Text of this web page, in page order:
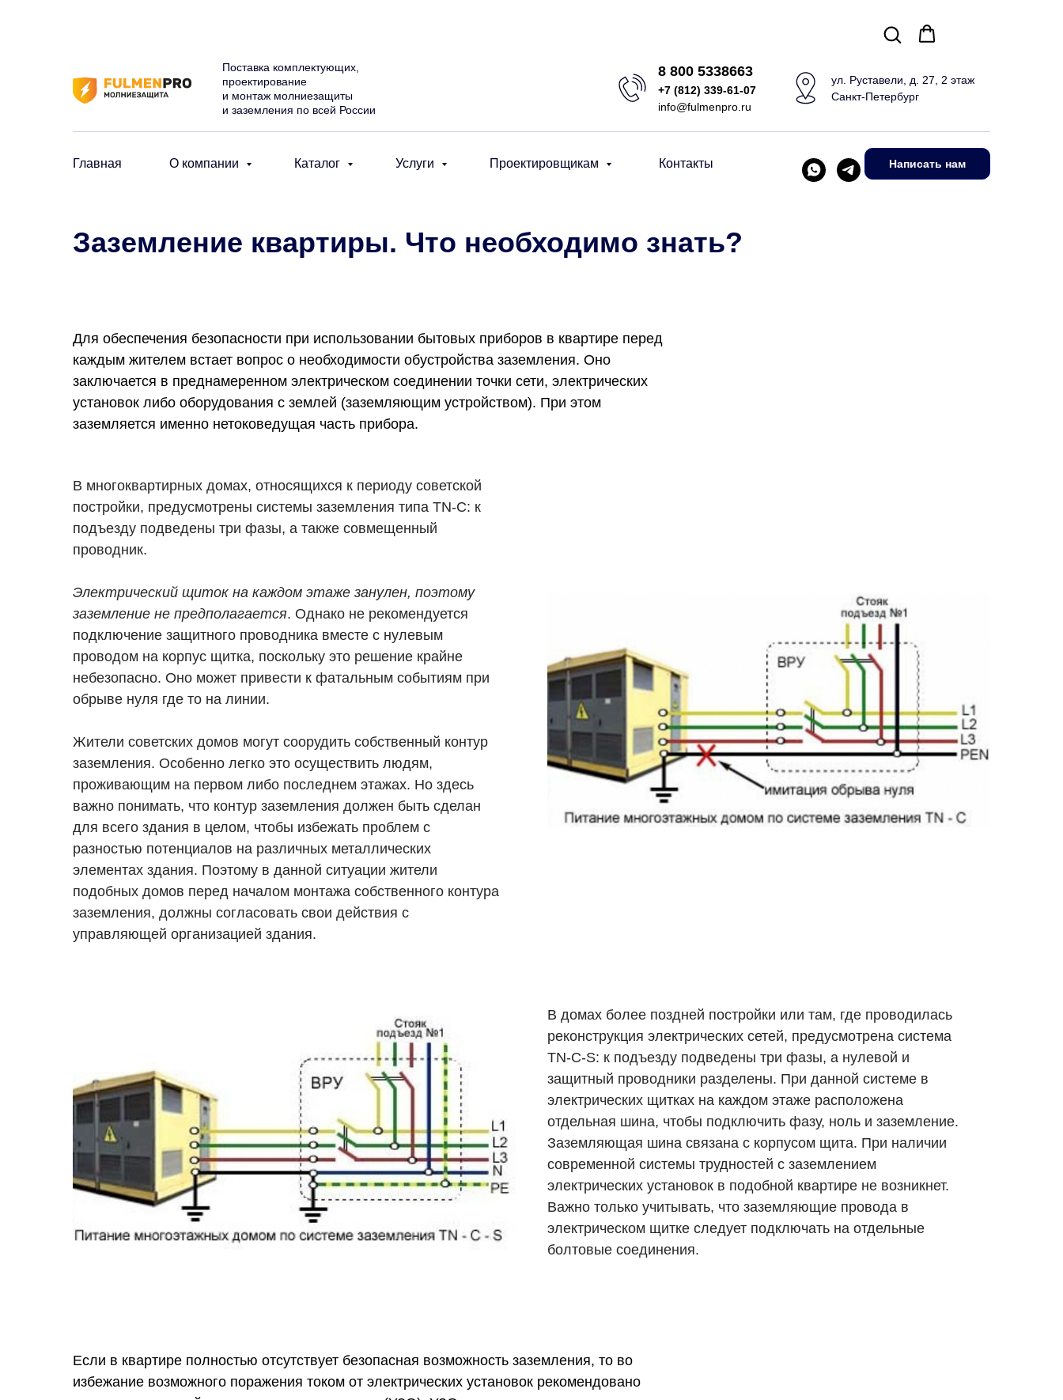
Поставка комплектующих,
проектирование
и монтаж молниезащиты
и заземления по всей России
8 800 5338663
+7 (812) 339-61-07
info@fulmenpro.ru
ул. Руставели, д. 27, 2 этаж
Санкт-Петербург
Главная О компании Каталог Услуги Проектировщикам Контакты Написать нам
Заземление квартиры. Что необходимо знать?
Для обеспечения безопасности при использовании бытовых приборов в квартире перед
каждым жителем встает вопрос о необходимости обустройства заземления. Оно
заключается в преднамеренном электрическом соединении точки сети, электрических
установок либо оборудования с землей (заземляющим устройством). При этом
заземляется именно нетоковедущая часть прибора.
В многоквартирных домах, относящихся к периоду советской
постройки, предусмотрены системы заземления типа TN-C: к
подъезду подведены три фазы, а также совмещенный
проводник.
Электрический щиток на каждом этаже занулен, поэтому
заземление не предполагается. Однако не рекомендуется
подключение защитного проводника вместе с нулевым
проводом на корпус щитка, поскольку это решение крайне
небезопасно. Оно может привести к фатальным событиям при
обрыве нуля где то на линии.
Жители советских домов могут соорудить собственный контур
заземления. Особенно легко это осуществить людям,
проживающим на первом либо последнем этажах. Но здесь
важно понимать, что контур заземления должен быть сделан
для всего здания в целом, чтобы избежать проблем с
разностью потенциалов на различных металлических
элементах здания. Поэтому в данной ситуации жители
подобных домов перед началом монтажа собственного контура
заземления, должны согласовать свои действия с
управляющей организацией здания.
В домах более поздней постройки или там, где проводилась
реконструкция электрических сетей, предусмотрена система
TN-C-S: к подъезду подведены три фазы, а нулевой и
защитный проводники разделены. При данной системе в
электрических щитках на каждом этаже расположена
отдельная шина, чтобы подключить фазу, ноль и заземление.
Заземляющая шина связана с корпусом щита. При наличии
современной системы трудностей с заземлением
электрических установок в подобной квартире не возникнет.
Важно только учитывать, что заземляющие провода в
электрическом щитке следует подключать на отдельные
болтовые соединения.
Если в квартире полностью отсутствует безопасная возможность заземления, то во
избежание возможного поражения током от электрических установок рекомендовано